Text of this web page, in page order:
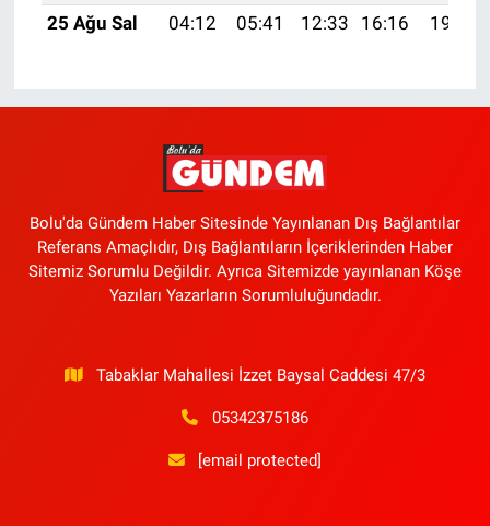
25 Ağu Sal
04:12 05:41 12:33 16:16 19:15
Bolu'da Gündem Haber Sitesinde Yayınlanan Dış Bağlantılar
Referans Amaçlıdır, Dış Bağlantıların İçeriklerinden Haber
Sitemiz Sorumlu Değildir. Ayrıca Sitemizde yayınlanan Köşe
Yazıları Yazarların Sorumluluğundadır.
Tabaklar Mahallesi İzzet Baysal Caddesi 47/3
05342375186
[email protected]